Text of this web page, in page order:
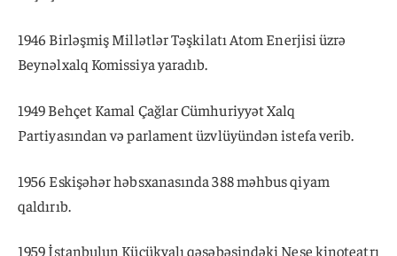
1946 Birləşmiş Millətlər Təşkilatı Atom Enerjisi üzrə
Beynəlxalq Komissiya yaradıb.
1949 Behçet Kamal Çağlar Cümhuriyyət Xalq
Partiyasından və parlament üzvlüyündən istefa verib.
1956 Eskişəhər həbsxanasında 388 məhbus qiyam
qaldırıb.
1959 İstanbulun Küçükyalı qəsəbəsindəki Neşe kinoteatrı